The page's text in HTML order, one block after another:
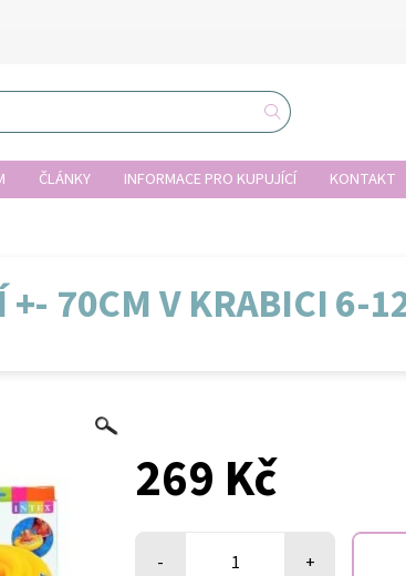
ČLÁNKY INFORMACE PRO KUPUJÍCÍ KONTAKT
+- 70CM V KRABICI 6-
269 Kč
- +